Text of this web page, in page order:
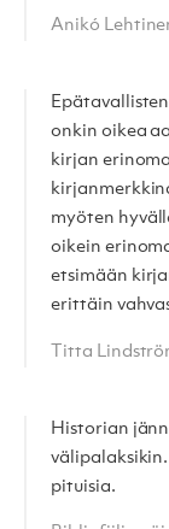
Anikó
onkin oikea
kirjan
myöten
oikein
etsimään
erittäin
Titta
Historian
pituisia.